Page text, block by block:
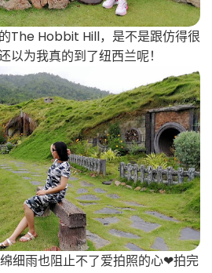
The Hobbit Hill，是不是跟仿得很
以为我真的到了纽西兰呢！
细雨也阻止不了爱拍照的心❤拍完